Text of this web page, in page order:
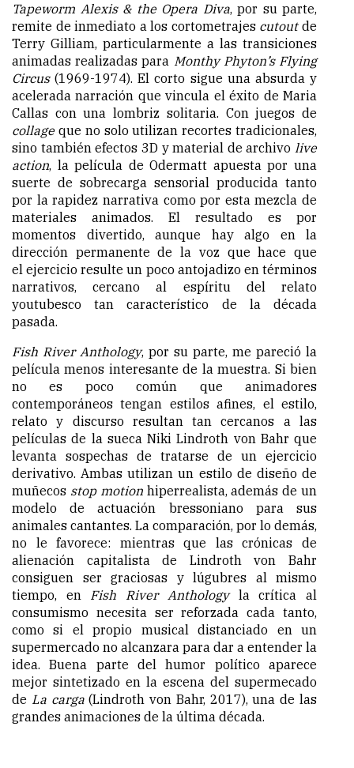
Tapeworm Alexis & the Opera Diva, por su parte,
remite de inmediato a los cortometrajes cutoutde
Terry Gilliam, particularmente a las transiciones
animadas realizadas para Monthy Phyton’s Flying
Circus(1969-1974). El corto sigue una absurda y
acelerada narración que vincula el éxito de Maria
Callas con una lombriz solitaria. Con juegos de
collage que no solo utilizan recortes tradicionales,
sino también efectos 3D y material de archivo live
action, la película de Odermatt apuesta por una
suerte de sobrecarga sensorial producida tanto
por la rapidez narrativa como por esta mezcla de
materiales animados. El resultado es por
momentos divertido, aunque hay algo en la
dirección permanente de la voz que hace que
el ejercicio resulte un poco antojadizo en términos
narrativos, cercano al espíritu del relato
youtubesco tan característico de la década
pasada.
Fish River Anthology, por su parte, me pareció la
película menos interesante de la muestra. Si bien
no es poco común que animadores
contemporáneos tengan estilos afines, el estilo,
relato y discurso resultan tan cercanos a las
películas de la sueca Niki Lindroth von Bahr que
levanta sospechas de tratarse de un ejercicio
derivativo. Ambas utilizan un estilo de diseño de
muñecos stop motionhiperrealista, además de un
modelo de actuación bressoniano para sus
animales cantantes. La comparación, por lo demás,
no le favorece: mientras que las crónicas de
alienación capitalista de Lindroth von Bahr
consiguen ser graciosas y lúgubres al mismo
tiempo, en Fish River Anthology la crítica al
consumismo necesita ser reforzada cada tanto,
como si el propio musical distanciado en un
supermercado no alcanzara para dar a entender la
idea. Buena parte del humor político aparece
mejor sintetizado en la escena del supermecado
de La carga(Lindroth von Bahr, 2017), una de las
grandes animaciones de la última década.